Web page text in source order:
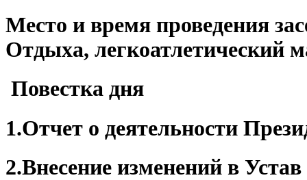
Место и время проведения
Отдыха, легкоатлетический
Повестка дня
1.Отчет о деятельности
2.Внесение изменений в